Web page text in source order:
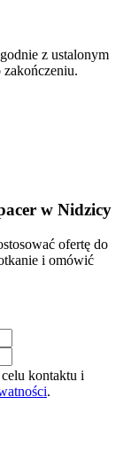
z ustalonym
w Nidzicy
ofertę do
i omówić
kontaktu i
.